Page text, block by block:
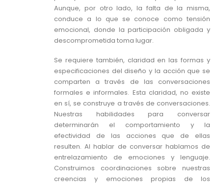
Aunque, por otro lado, la falta de la misma,
conduce a lo que se conoce como tensión
emocional, donde la participación obligada y
descomprometida toma lugar.
Se requiere también, claridad en las formas y
especificaciones del diseño y la acción que se
comparten a través de las conversaciones
formales e informales. Esta claridad, no existe
en sí, se construye a través de conversaciones.
Nuestras habilidades para conversar
determinarán el comportamiento y la
efectividad de las acciones que de ellas
resulten. Al hablar de conversar hablamos de
entrelazamiento de emociones y lenguaje.
Construimos coordinaciones sobre nuestras
creencias y emociones propias de los